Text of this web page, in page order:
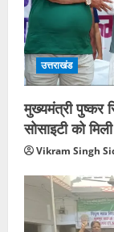
उत्तराखंड
मुख्यमंत्री पुष्कर
सोसाइटी को
Vikram Singh